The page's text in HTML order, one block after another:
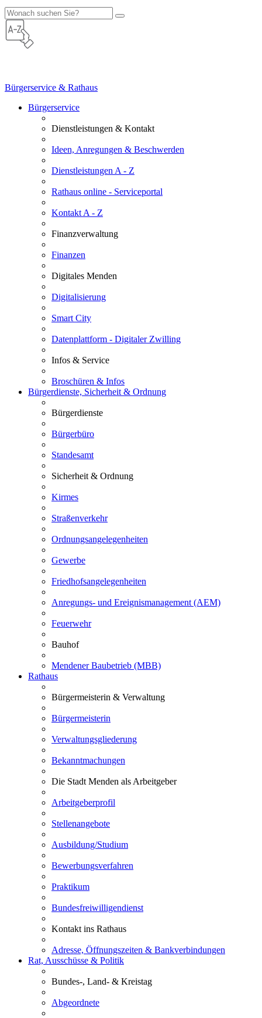
Bürgerservice & Rathaus
Bürgerservice
Dienstleistungen & Kontakt
Ideen, Anregungen & Beschwerden
Dienstleistungen A - Z
Rathaus online - Serviceportal
Kontakt A - Z
Finanzverwaltung
Finanzen
Digitales Menden
Digitalisierung
Smart City
Datenplattform - Digitaler Zwilling
Infos & Service
Broschüren & Infos
Bürgerdienste, Sicherheit & Ordnung
Bürgerdienste
Bürgerbüro
Standesamt
Sicherheit & Ordnung
Kirmes
Straßenverkehr
Ordnungsangelegenheiten
Gewerbe
Friedhofsangelegenheiten
Anregungs- und Ereignismanagement (AEM)
Feuerwehr
Bauhof
Mendener Baubetrieb (MBB)
Rathaus
Bürgermeisterin & Verwaltung
Bürgermeisterin
Verwaltungsgliederung
Bekanntmachungen
Die Stadt Menden als Arbeitgeber
Arbeitgeberprofil
Stellenangebote
Ausbildung/Studium
Bewerbungsverfahren
Praktikum
Bundesfreiwilligendienst
Kontakt ins Rathaus
Adresse, Öffnungszeiten & Bankverbindungen
Rat, Ausschüsse & Politik
Bundes-, Land- & Kreistag
Abgeordnete